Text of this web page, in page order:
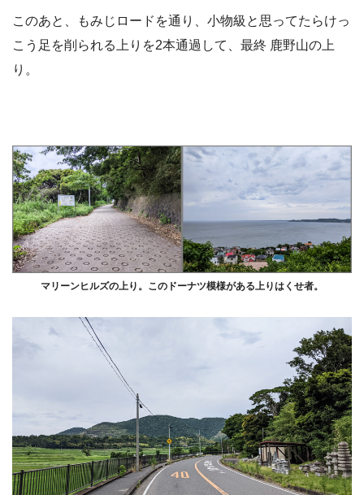
このあと、もみじロードを通り、小物級と思ってたらけっ
こう足を削られる上りを2本通過して、最終 鹿野山の上
り。
マリーンヒルズの上り。このドーナツ模様がある上りはくせ者。